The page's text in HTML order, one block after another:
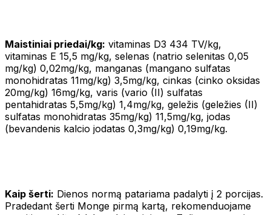
Maistiniai priedai/kg: vitaminas D3 434 TV/kg,
vitaminas E 15,5 mg/kg, selenas (natrio selenitas 0,05
mg/kg) 0,02mg/kg, manganas (mangano sulfatas
monohidratas 11mg/kg) 3,5mg/kg, cinkas (cinko oksidas
20mg/kg) 16mg/kg, varis (vario (II) sulfatas
pentahidratas 5,5mg/kg) 1,4mg/kg, geležis (geležies (II)
sulfatas monohidratas 35mg/kg) 11,5mg/kg, jodas
(bevandenis kalcio jodatas 0,3mg/kg) 0,19mg/kg.
Kaip šerti: Dienos normą patariama padalyti į 2 porcijas.
Pradedant šerti Monge pirmą kartą, rekomenduojame